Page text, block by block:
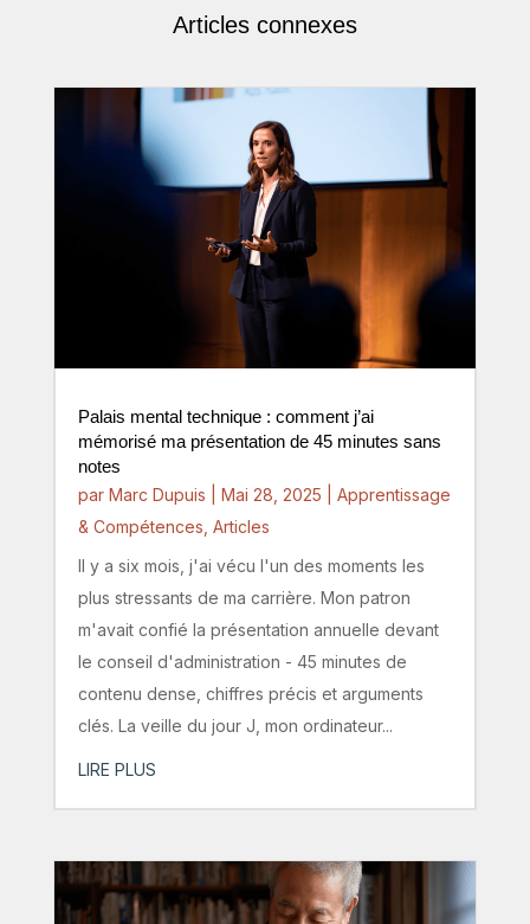
Articles connexes
Palais mental technique : comment j’ai
mémorisé ma présentation de 45 minutes sans
notes
par Marc Dupuis Mai 28, 2025
Apprentissage
& Compétences, Articles
Il y a six mois, j'ai vécu l'un des moments les
plus stressants de ma carrière. Mon patron
m'avait confié la présentation annuelle devant
le conseil d'administration - 45 minutes de
contenu dense, chiffres précis et arguments
clés. La veille du jour J, mon ordinateur...
LIRE PLUS